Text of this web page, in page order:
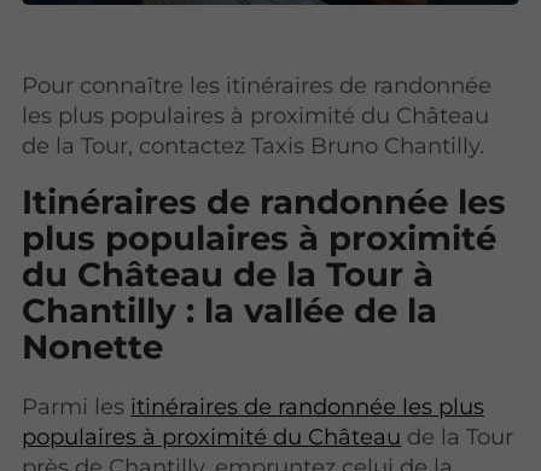
Pour connaître les itinéraires de randonnée
les plus populaires à proximité du Château
de la Tour, contactez Taxis Bruno Chantilly.
Itinéraires de randonnée les
plus populaires à proximité
du Château de la Tour à
Chantilly : la vallée de la
Nonette
Parmi les itinéraires de randonnée les plus
populaires à proximité du Château de la Tour